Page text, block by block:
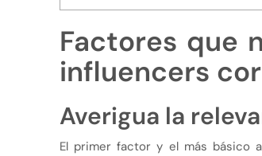
Factores que
influencers
Averigua la
El primer factor y el más básico